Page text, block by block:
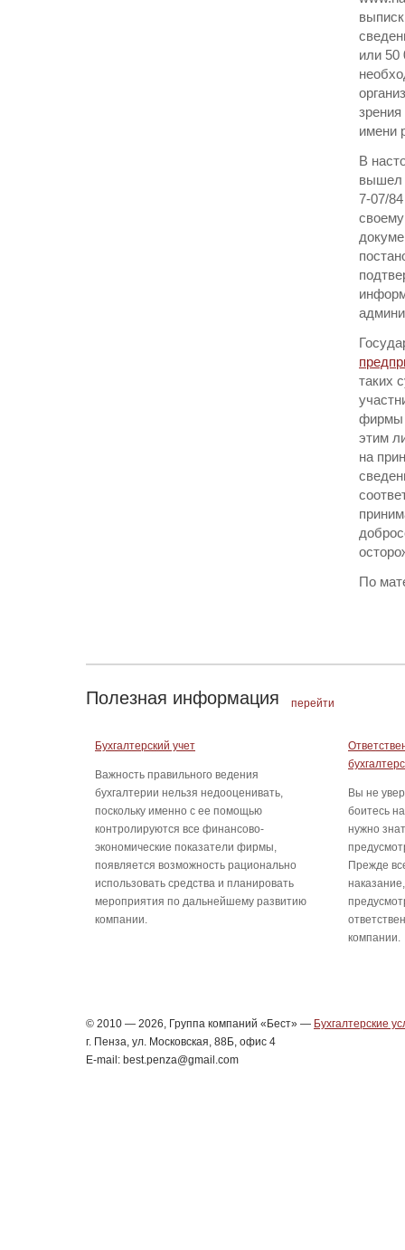
или 50
имени
В
вышел
7-07/
таких
фирмы
этим
на
По
Полезная информация перейти
Бухгалтерский учет
Важность правильного ведения
бухгалтерии нельзя недооценивать,
поскольку именно с ее помощью
контролируются все финансово-
экономические показатели фирмы,
появляется возможность рационально
использовать средства и планировать
мероприятия по дальнейшему развитию
компании.
Вы не
боитесь
нужно
Прежде
компании.
© 2010 — 2026, Группа компаний «Бест» — Бухгалтерские
г. Пенза, ул. Московская, 88Б, офис 4
E-mail: best.penza@gmail.com